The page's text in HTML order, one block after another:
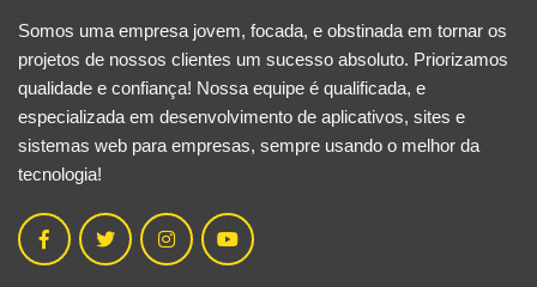
Somos uma empresa jovem, focada, e obstinada em tornar os
projetos de nossos clientes um sucesso absoluto. Priorizamos
qualidade e confiança! Nossa equipe é qualificada, e
especializada em desenvolvimento de aplicativos, sites e
sistemas web para empresas, sempre usando o melhor da
tecnologia!